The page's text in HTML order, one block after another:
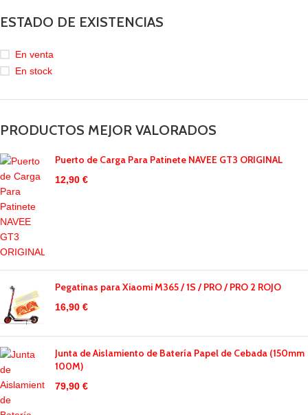
ESTADO DE EXISTENCIAS
En venta
En stock
PRODUCTOS MEJOR VALORADOS
Puerto de Carga Para Patinete NAVEE GT3 ORIGINAL
12,90 €
Pegatinas para Xiaomi M365 / 1S / PRO / PRO 2 ROJO
16,90 €
Junta de Aislamiento de Batería Papel de Cebada (150mm
100M)
79,90 €